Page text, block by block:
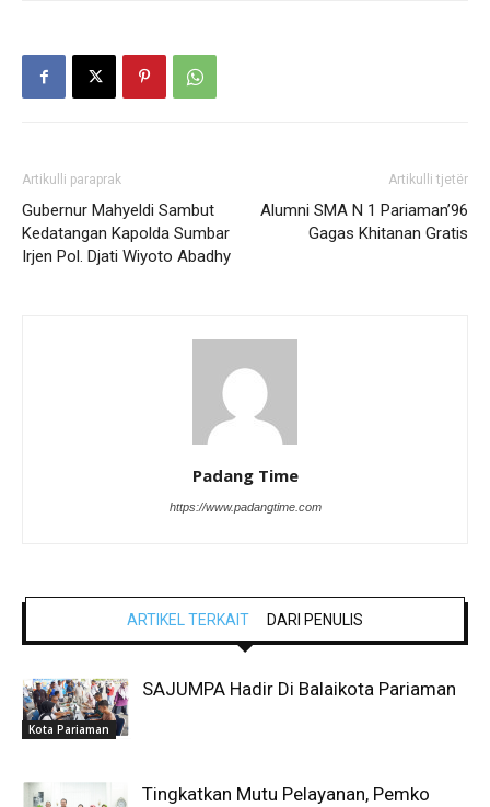
Artikulli paraprak
Gubernur Mahyeldi Sambut
Kedatangan Kapolda Sumbar
Irjen Pol. Djati Wiyoto Abadhy
Artikulli tjetër
Alumni SMA N 1 Pariaman’96
Gagas Khitanan Gratis
Padang Time
https://www.padangtime.com
ARTIKEL TERKAIT DARI PENULIS
Kota Pariaman
SAJUMPA Hadir Di Balaikota Pariaman
Tingkatkan Mutu Pelayanan, Pemko